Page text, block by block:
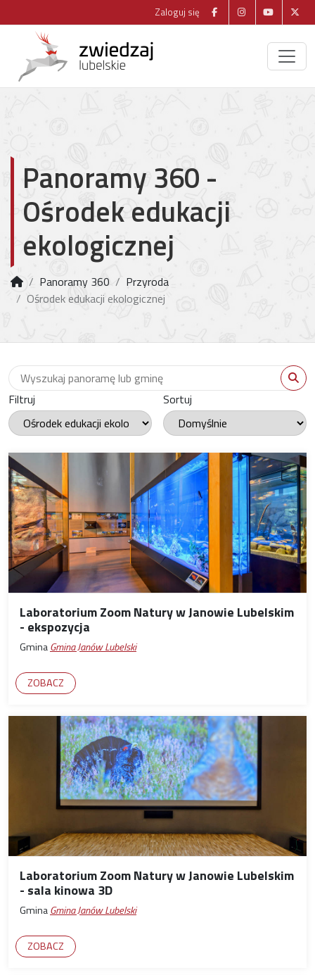
Zaloguj się
Panoramy 360 -
Ośrodek edukacji
ekologicznej
Panoramy 360
Przyroda
Ośrodek edukacji ekologicznej
Wyszukaj panoramę
Filtruj Sortuj
Laboratorium Zoom Natury w Janowie Lubelskim
- ekspozycja
GminaGmina Janów Lubelski
ZOBACZ
Laboratorium Zoom Natury w Janowie Lubelskim
- sala kinowa 3D
GminaGmina Janów Lubelski
ZOBACZ